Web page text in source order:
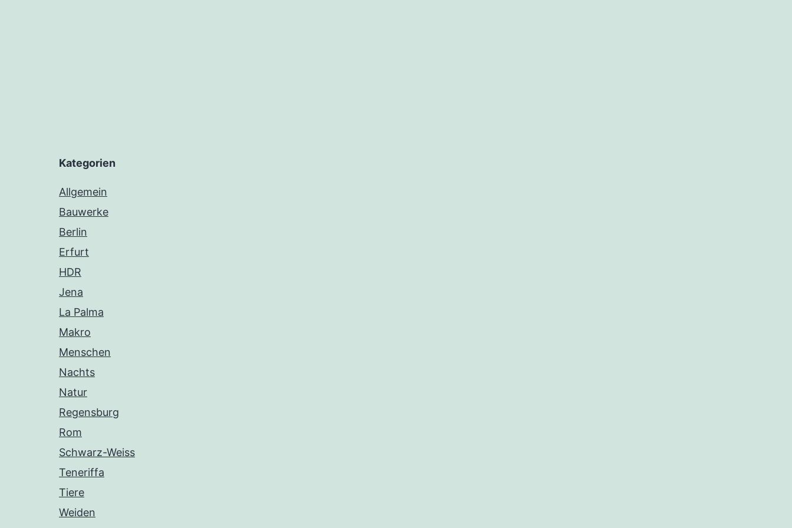
Kategorien
Allgemein
Bauwerke
Berlin
Erfurt
HDR
Jena
La Palma
Makro
Menschen
Nachts
Natur
Regensburg
Rom
Schwarz-Weiss
Teneriffa
Tiere
Weiden